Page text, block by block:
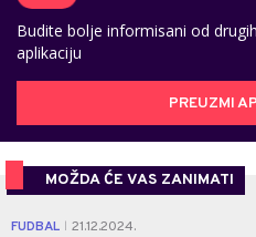
Budite bolje informisani od
aplikaciju
PREUZMI
MOŽDA ĆE VAS ZANIMATI
FUDBAL 21.12.2024.